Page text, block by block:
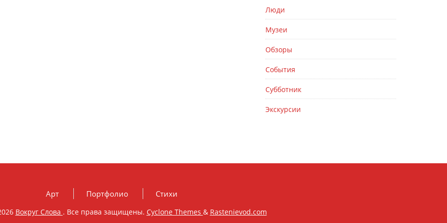
Люди
Музеи
Обзоры
События
Субботник
Экскурсии
Арт Портфолио Стихи
Вокруг Слова . Все права защищены. Cyclone Themes & Rastenievod.com